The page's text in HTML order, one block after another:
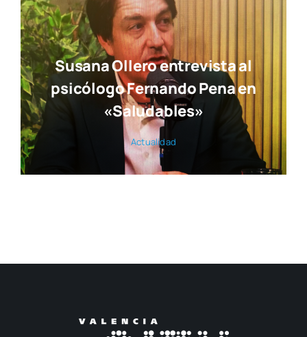
Susana Ollero entrevista al
psicólogo Fernando Pena en
«Saludables»
Actua­li­dad